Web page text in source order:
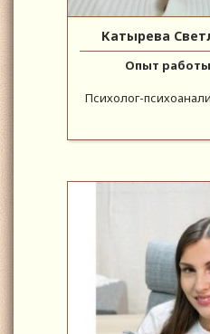
Катырева
Опыт работы
Психолог-